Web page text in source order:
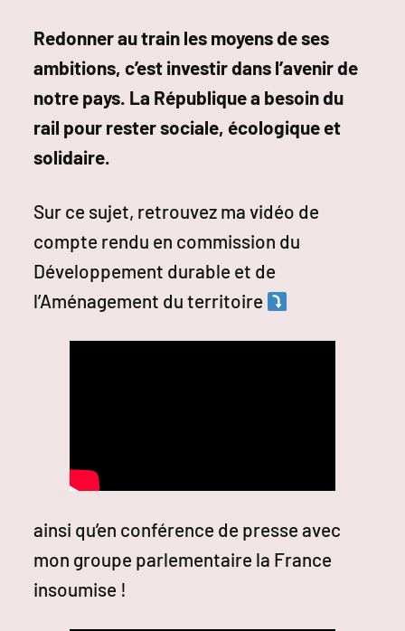
Redonner au train les moyens de ses
ambitions, c’est investir dans l’avenir de
notre pays. La République a besoin du
rail pour rester sociale, écologique et
solidaire.
Sur ce sujet, retrouvez ma vidéo de
compte rendu en commission du
Développement durable et de
l’Aménagement du territoire
ainsi qu’en conférence de presse avec
mon groupe parlementaire la France
insoumise !